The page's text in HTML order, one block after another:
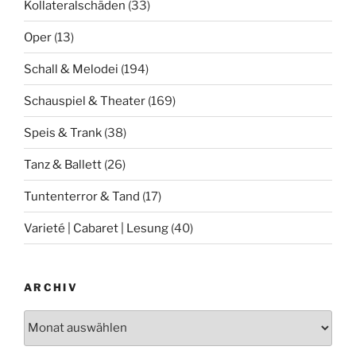
Kollateralschäden (33)
Oper (13)
Schall & Melodei (194)
Schauspiel & Theater (169)
Speis & Trank (38)
Tanz & Ballett (26)
Tuntenterror & Tand (17)
Varieté | Cabaret | Lesung (40)
ARCHIV